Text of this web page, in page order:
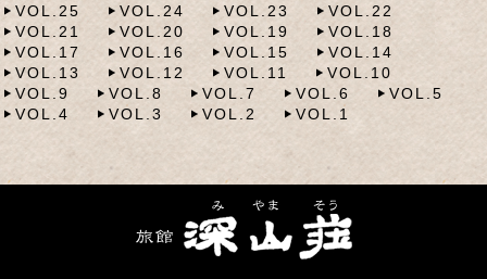
VOL.25
VOL.24 VOL.23
VOL.22
VOL.21
VOL.20 VOL.19
VOL.18
VOL.17
VOL.16 VOL.15
VOL.14
VOL.13
VOL.12 VOL.11
VOL.10
VOL.9
VOL.8 VOL.7 VOL.6
VOL.5
VOL.4
VOL.3 VOL.2 VOL.1